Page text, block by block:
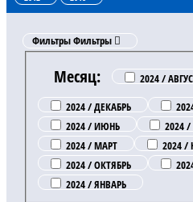
ФильтрыФильтры
Месяц: 2024 /
2024 / ДЕКАБРЬ
2024 / ИЮНЬ
2024
2024 / МАРТ
2024 /
2024 / ОКТЯБРЬ
2024 / ЯНВАРЬ